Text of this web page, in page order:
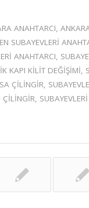
ANAHTARCI,
SUBAYEVLERI
ANAHTARCI,
KAPI KILIT DEĞIŞIMI,
ÇILINGIR,
ÇILINGIR,